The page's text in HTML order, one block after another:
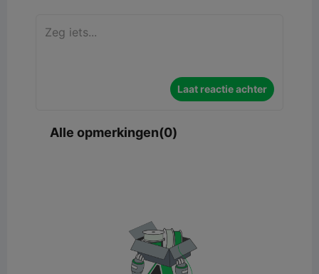
Laat reactie achter
Alle opmerkingen(0)